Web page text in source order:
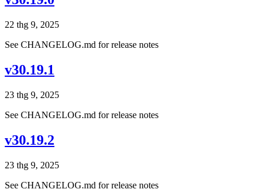
22 thg 9, 2025
See CHANGELOG.md for release notes
v30.19.1
23 thg 9, 2025
See CHANGELOG.md for release notes
v30.19.2
23 thg 9, 2025
See CHANGELOG.md for release notes